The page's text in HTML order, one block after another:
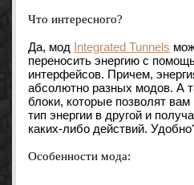
Что интересного?
Да, мод Integrated Tunnels
переносить энергию с
интерфейсов. Причем,
абсолютно разных модов. А
блоки, которые позволят
тип энергии в другой и
каких-либо действий.
Особенности мода: